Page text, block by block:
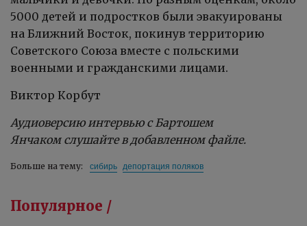
5000 детей и подростков были эвакуированы
на Ближний Восток, покинув территорию
Советского Союза вместе с польскими
военными и гражданскими лицами.
Виктор Корбут
Аудиоверсию интервью с Бартошем
Янчаком слушайте в добавленном файле.
Больше на тему: сибирь депортация поляков
Популярное /